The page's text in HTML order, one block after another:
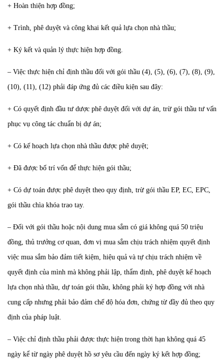
+ Hoàn thiện hợp đồng;
+ Trình, phê duyệt và công khai kết quả lựa chọn nhà thầu;
+ Ký kết và quản lý thực hiện hợp đồng.
– Việc thực hiện chỉ định thầu đối với gói thầu (4), (5), (6), (7), (8), (9),
(10), (11), (12) phải đáp ứng đủ các điều kiện sau đây:
+ Có quyết định đầu tư dược phê duyệt đối với dự án, trừ gói thầu tư vấn
phục vụ công tác chuẩn bị dự án;
+ Có kế hoạch lựa chọn nhà thầu được phê duyệt;
+ Đã được bố trí vốn để thực hiện gói thầu;
+ Có dự toán được phê duyệt theo quy định, trừ gói thầu EP, EC, EPC,
gói thầu chìa khóa trao tay.
– Đối với gói thầu hoặc nội dung mua sắm có giá không quá 50 triệu
đồng, thủ trưởng cơ quan, đơn vị mua sắm chịu trách nhiệm quyết định
việc mua sắm bảo đảm tiết kiệm, hiệu quả và tự chịu trách nhiệm về
quyết định của mình mà không phải lập, thẩm định, phê duyệt kế hoạch
lựa chọn nhà thầu, dự toán gói thầu, không phải ký hợp đồng với nhà
cung cấp nhưng phải bảo đảm chế độ hóa đơn, chứng từ đầy đủ theo quy
định của pháp luật.
– Việc chỉ định thầu phải được thực hiện trong thời hạn không quá 45
ngày kể từ ngày phê duyệt hồ sơ yêu cầu đến ngày ký kết hợp đồng;